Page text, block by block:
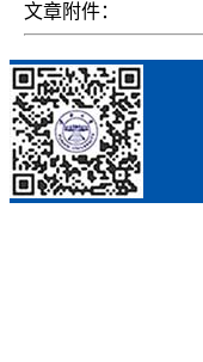
文章附件：